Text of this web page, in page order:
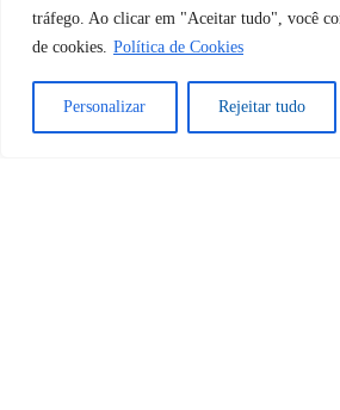
tráfego. Ao clicar em "Aceitar tudo", você
de cookies. Política de Cookies
Personalizar Rejeitar tudo
Sim Não